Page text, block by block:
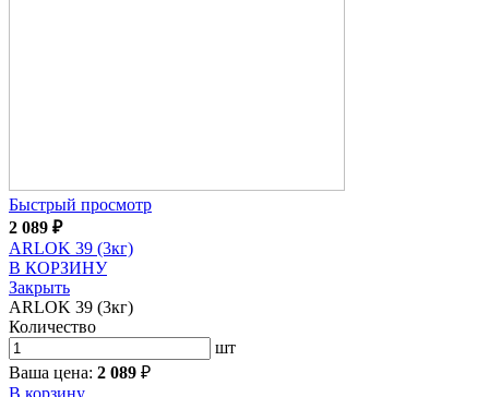
Быстрый просмотр
2 089 ₽
ARLOK 39 (3кг)
В КОРЗИНУ
Закрыть
ARLOK 39 (3кг)
Количество
шт
Ваша цена: 2 089 ₽